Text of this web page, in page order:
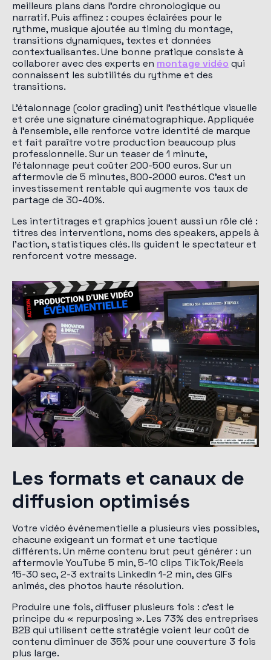
meilleurs plans dans l'ordre chronologique ou
narratif. Puis affinez : coupes éclairées pour le
rythme, musique ajoutée au timing du montage,
transitions dynamiques, textes et données
contextualisantes. Une bonne pratique consiste à
collaborer avec des experts en montage vidéo qui
connaissent les subtilités du rythme et des
transitions.
L'étalonnage (color grading) unit l'esthétique visuelle
et crée une signature cinématographique. Appliquée
à l'ensemble, elle renforce votre identité de marque
et fait paraître votre production beaucoup plus
professionnelle. Sur un teaser de 1 minute,
l'étalonnage peut coûter 200-500 euros. Sur un
aftermovie de 5 minutes, 800-2000 euros. C'est un
investissement rentable qui augmente vos taux de
partage de 30-40%.
Les intertitrages et graphics jouent aussi un rôle clé :
titres des interventions, noms des speakers, appels à
l'action, statistiques clés. Ils guident le spectateur et
renforcent votre message.
Les formats et canaux de
diffusion optimisés
Votre vidéo événementielle a plusieurs vies possibles,
chacune exigeant un format et une tactique
différents. Un même contenu brut peut générer : un
aftermovie YouTube 5 min, 5-10 clips TikTok/Reels
15-30 sec, 2-3 extraits LinkedIn 1-2 min, des GIFs
animés, des photos haute résolution.
Produire une fois, diffuser plusieurs fois : c'est le
principe du « repurposing ». Les 73% des entreprises
B2B qui utilisent cette stratégie voient leur coût de
contenu diminuer de 35% pour une couverture 3 fois
plus large.